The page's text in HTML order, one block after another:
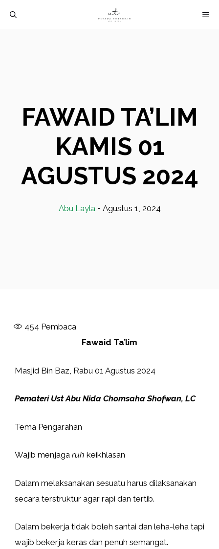
FAWAID TA’LIM
KAMIS 01
AGUSTUS 2024
Abu Layla • Agustus 1, 2024
454 Pembaca
Fawaid Ta’lim
Masjid Bin Baz, Rabu 01 Agustus 2024
Pemateri Ust Abu Nida Chomsaha Shofwan, LC
Tema Pengarahan
Wajib menjaga ruh keikhlasan
Dalam melaksanakan sesuatu harus dilaksanakan
secara terstruktur agar rapi dan tertib.
Dalam bekerja tidak boleh santai dan leha-leha tapi
wajib bekerja keras dan penuh semangat.